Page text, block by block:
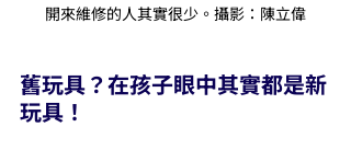
開來維修的人其實很少。攝影：陳立偉
舊玩具？在孩子眼中其實都是新
玩具！